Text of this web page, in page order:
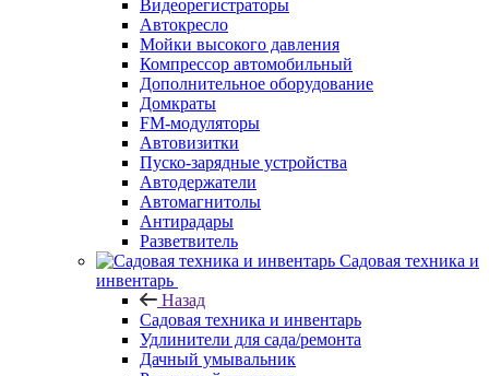
Видеорегистраторы
Автокресло
Мойки высокого давления
Компрессор автомобильный
Дополнительное оборудование
Домкраты
FM-модуляторы
Автовизитки
Пуско-зарядные устройства
Автодержатели
Автомагнитолы
Антирадары
Разветвитель
Садовая техника и
инвентарь
Назад
Садовая техника и инвентарь
Удлинители для сада/ремонта
Дачный умывальник